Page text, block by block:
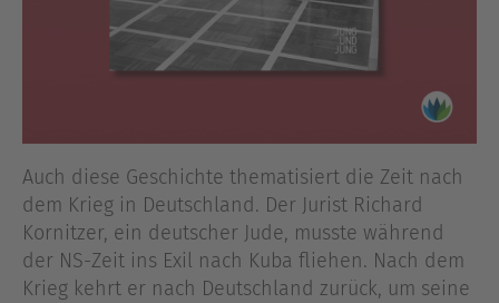
Auch diese Geschichte thematisiert die Zeit nach
dem Krieg in Deutschland. Der Jurist Richard
Kornitzer, ein deutscher Jude, musste während
der NS-Zeit ins Exil nach Kuba fliehen. Nach dem
Krieg kehrt er nach Deutschland zurück, um seine